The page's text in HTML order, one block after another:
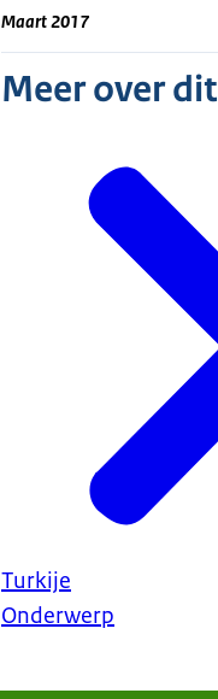
Maart 2017
Meer over
Turkije
Onderwerp